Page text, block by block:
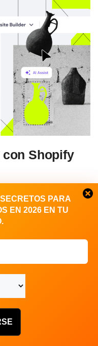
PARA
EN 2026 EN TU
con Shopify